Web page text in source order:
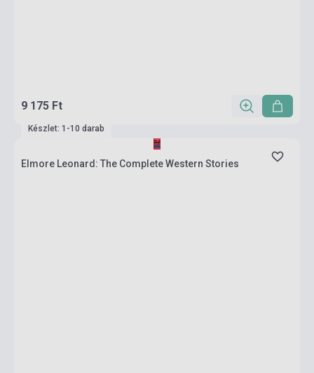
9 175 Ft
Készlet: 1-10 darab
Elmore Leonard: The Complete Western Stories